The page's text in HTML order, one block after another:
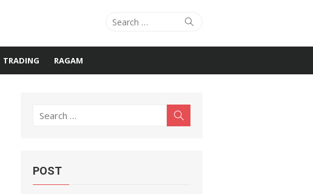
Search
Search
TRADING RAGAM
Search
POST